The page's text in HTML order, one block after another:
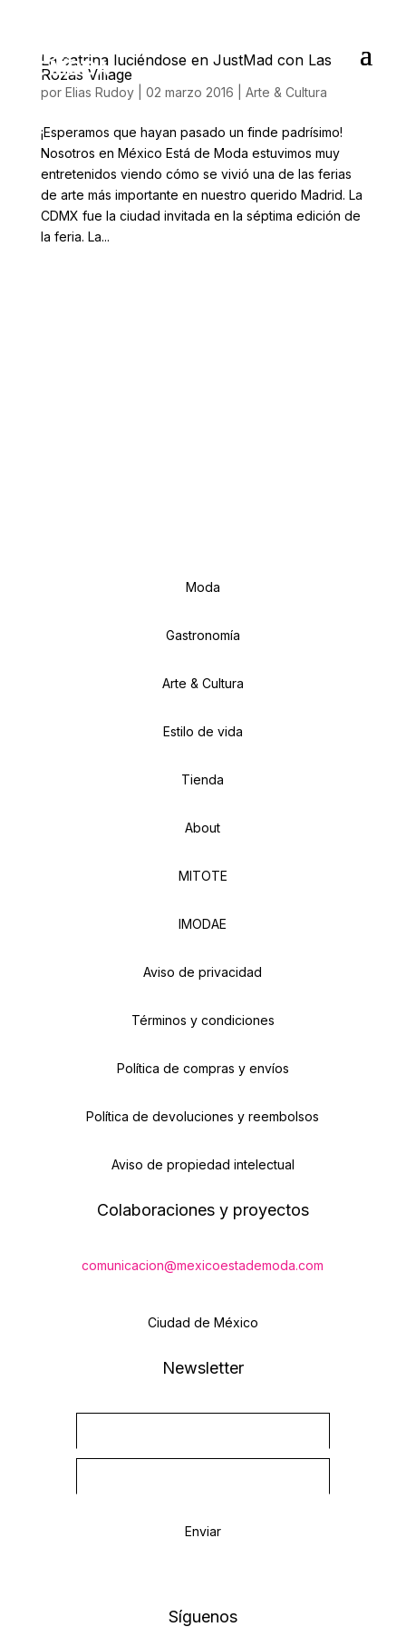
La catrina luciéndose en JustMad con Las
Rozas Village
por Elias Rudoy| 02 marzo 2016 Arte & Cultura
¡Esperamos que hayan pasado un finde padrísimo!
Nosotros en México Está de Moda estuvimos muy
entretenidos viendo cómo se vivió una de las ferias
de arte más importante en nuestro querido Madrid. La
CDMX fue la ciudad invitada en la séptima edición de
la feria. La...
Moda
Gastronomía
Arte & Cultura
Estilo de vida
Tienda
About
MITOTE
IMODAE
Aviso de privacidad
Términos y condiciones
Política de compras y envíos
Política de devoluciones y reembolsos
Aviso de propiedad intelectual
Colaboraciones y proyectos
comunicacion@mexicoestademoda.com
Ciudad de México
Newsletter
Enviar
Síguenos